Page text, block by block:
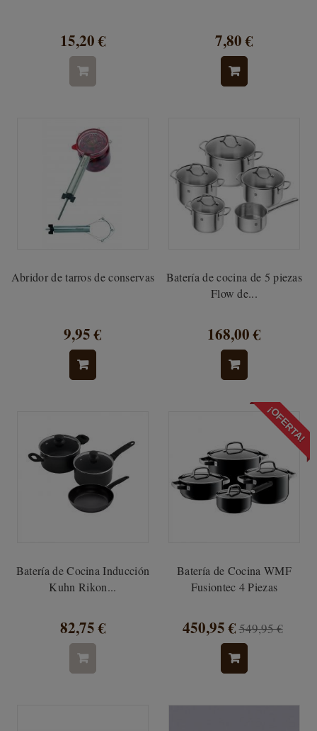
15,20 € 7,80 €
Abridor de tarros de conservas
9,95 €
Batería de cocina de 5 piezas
Flow de...
168,00 €
Batería de Cocina Inducción
Kuhn Rikon...
82,75 €
¡OFERTA!
Batería de Cocina WMF
Fusiontec 4 Piezas
450,95 €549,95 €